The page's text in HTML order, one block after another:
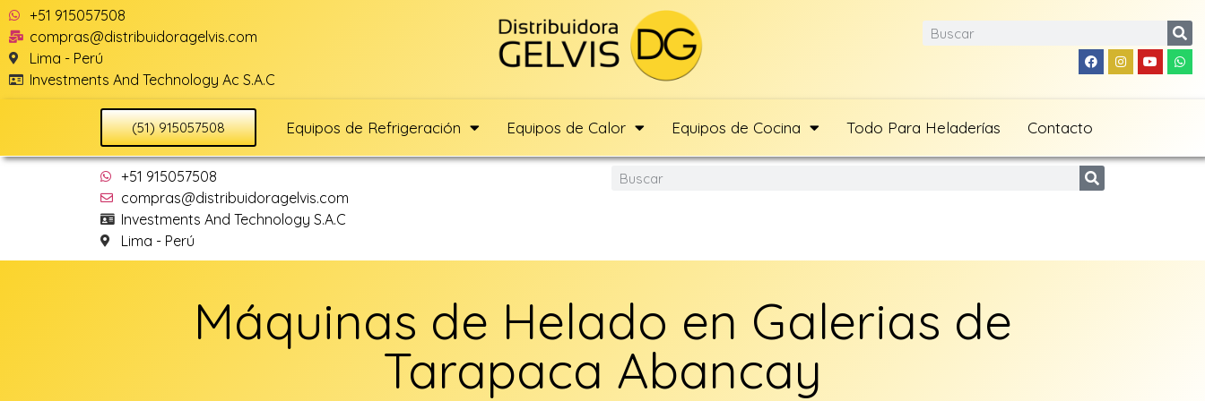
+51 915057508
compras@distribuidoragelvis.com
Lima - Perú
Investments And Technology Ac S.A.C
(51) 915057508 Equipos de Refrigeración Equipos de Calor Equipos de Cocina Todo Para Heladerías Contacto
+51 915057508
compras@distribuidoragelvis.com
Investments And Technology S.A.C
Lima - Perú
Máquinas de Helado en Galerias de
Tarapaca Abancay